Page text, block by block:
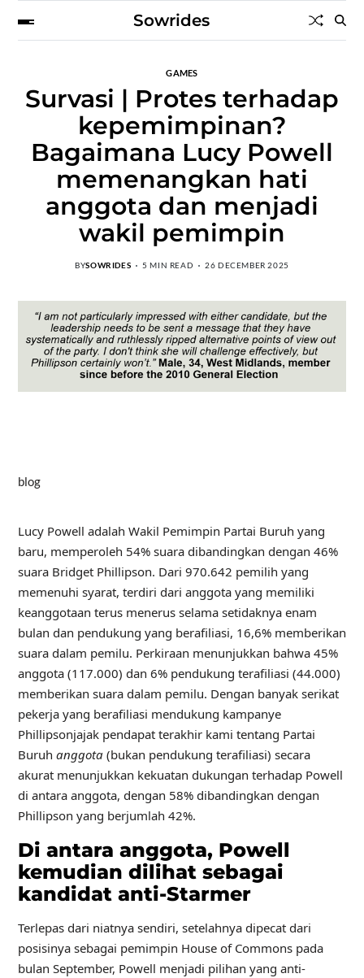
Sowrides
GAMES
Survasi | Protes terhadap
kepemimpinan?
Bagaimana Lucy Powell
memenangkan hati
anggota dan menjadi
wakil pemimpin
BYSOWRIDES 5 MIN READ 26 DECEMBER 2025
blog
Lucy Powell adalah Wakil Pemimpin Partai Buruh yang
baru, memperoleh 54% suara dibandingkan dengan 46%
suara Bridget Phillipson. Dari 970.642 pemilih yang
memenuhi syarat, terdiri dari anggota yang memiliki
keanggotaan terus menerus selama setidaknya enam
bulan dan pendukung yang berafiliasi, 16,6% memberikan
suara dalam pemilu. Perkiraan menunjukkan bahwa 45%
anggota (117.000) dan 6% pendukung terafiliasi (44.000)
memberikan suara dalam pemilu. Dengan banyak serikat
pekerja yang berafiliasi mendukung kampanye
Phillipsonjajak pendapat terakhir kami tentang Partai
Buruh anggota (bukan pendukung terafiliasi) secara
akurat menunjukkan kekuatan dukungan terhadap Powell
di antara anggota, dengan 58% dibandingkan dengan
Phillipson yang berjumlah 42%.
Di antara anggota, Powell
kemudian dilihat sebagai
kandidat anti-Starmer
Terlepas dari niatnya sendiri, setelahnya dipecat dari
posisinyasebagai pemimpin House of Commons pada
bulan September, Powell menjadi pilihan yang anti-